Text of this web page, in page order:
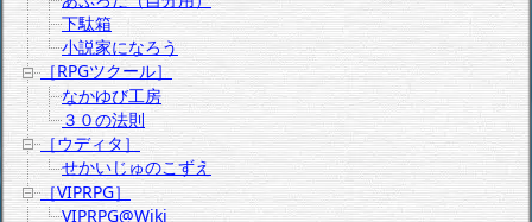
下駄箱
小説家になろう
［RPGツクール］
なかゆび工房
３０の法則
［ウディタ］
せかいじゅのこずえ
［VIPRPG］
VIPRPG@Wiki